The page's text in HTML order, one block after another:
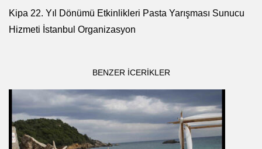
Kipa 22. Yıl Dönümü Etkinlikleri Pasta Yarışması Sunucu
Hizmeti İstanbul Organizasyon
BENZER ICERIKLER